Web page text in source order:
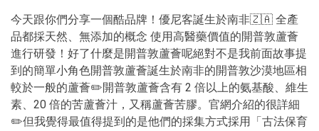
今天跟你們分享一個酷品牌！優尼客誕生於南非🇿🇦 全產
品都採天然、無添加的概念 使用高醫藥價值的開普敦蘆薈
進行研發！好了什麼是開普敦蘆薈呢絕對不是我前面故事提
到的簡單小角色開普敦蘆薈誕生於南非的開普敦沙漠地區相
較於一般的蘆薈✏️開普敦蘆薈含有 2 倍以上的氨基酸、維生
素、20 倍的苦蘆薈汁，又稱蘆薈苦膠。官網介紹的很詳細
✏️但我覺得最值得提到的是他們的採集方式採用「古法保育